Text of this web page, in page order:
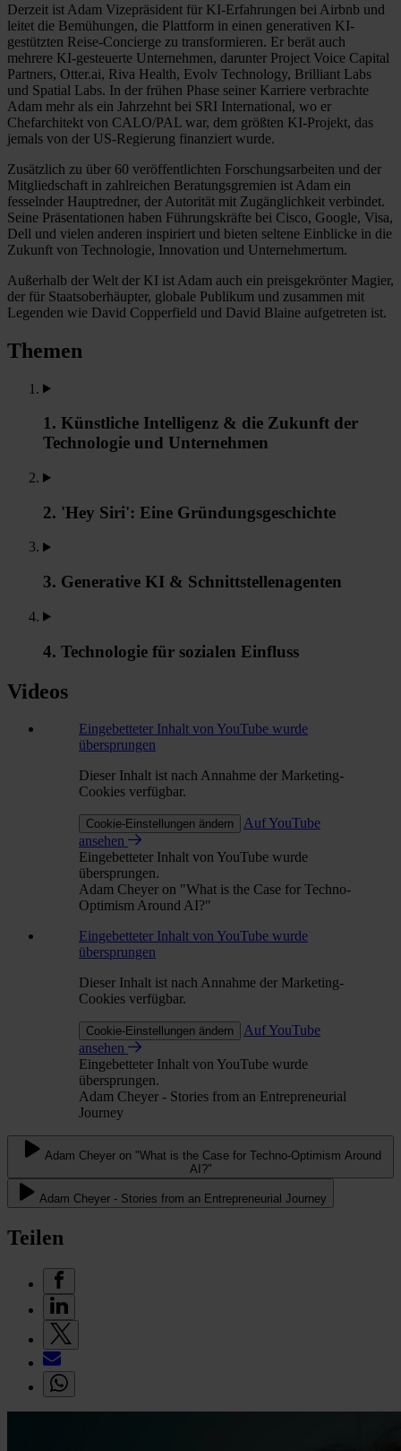
Derzeit ist Adam Vizepräsident für KI-Erfahrungen bei Airbnb und
leitet die Bemühungen, die Plattform in einen generativen KI-
gestützten Reise-Concierge zu transformieren. Er berät auch
mehrere KI-gesteuerte Unternehmen, darunter Project Voice Capital
Partners, Otter.ai, Riva Health, Evolv Technology, Brilliant Labs
und Spatial Labs. In der frühen Phase seiner Karriere verbrachte
Adam mehr als ein Jahrzehnt bei SRI International, wo er
Chefarchitekt von CALO/PAL war, dem größten KI-Projekt, das
jemals von der US-Regierung finanziert wurde.
Zusätzlich zu über 60 veröffentlichten Forschungsarbeiten und der
Mitgliedschaft in zahlreichen Beratungsgremien ist Adam ein
fesselnder Hauptredner, der Autorität mit Zugänglichkeit verbindet.
Seine Präsentationen haben Führungskräfte bei Cisco, Google, Visa,
Dell und vielen anderen inspiriert und bieten seltene Einblicke in die
Zukunft von Technologie, Innovation und Unternehmertum.
Außerhalb der Welt der KI ist Adam auch ein preisgekrönter Magier,
der für Staatsoberhäupter, globale Publikum und zusammen mit
Legenden wie David Copperfield und David Blaine aufgetreten ist.
Themen
1. Künstliche Intelligenz & die Zukunft der
Technologie und Unternehmen
2. 'Hey Siri': Eine Gründungsgeschichte
3. Generative KI & Schnittstellenagenten
4. Technologie für sozialen Einfluss
Videos
Eingebetteter Inhalt von YouTube wurde
übersprungen
Dieser Inhalt ist nach Annahme der Marketing-
Cookies verfügbar.
Cookie-Einstellungen ändern
Auf YouTube
ansehen
Eingebetteter Inhalt von YouTube wurde
übersprungen.
Adam Cheyer on "What is the Case for Techno-
Optimism Around AI?"
Eingebetteter Inhalt von YouTube wurde
übersprungen
Dieser Inhalt ist nach Annahme der Marketing-
Cookies verfügbar.
Cookie-Einstellungen ändern
Auf YouTube
ansehen
Eingebetteter Inhalt von YouTube wurde
übersprungen.
Adam Cheyer - Stories from an Entrepreneurial
Journey
Adam Cheyer on "What is the Case for Techno-Optimism Around
AI?"
Adam Cheyer - Stories from an Entrepreneurial Journey
Teilen